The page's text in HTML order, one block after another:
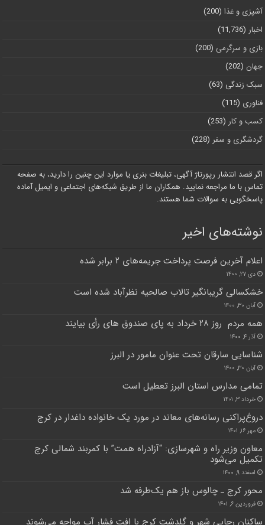
آشپزی و غذا (200)
اخبار (11,736)
بازی و سرگرمی (200)
جهان (202)
سبک زندگی (63)
فناوری (115)
کسب و کار (253)
گردشگری و سفر (228)
اگر قصد انتشار رپورتاژ آگهی، تبلیغات بنری یا موارد این چنین را دارید، به صفحه
تماس با ما مراجعه نمایید. همکاران ما از طریق شبکه‌های اجتماعی و ایمیل آماده
پاسخگویی به سوالات شما هستند.
نوشته‌های اخیر
اعلام آخرین فرصت پرداخت جریمه‌های ۲ برابر شده
دی ۲۷, ۱۴۰۰
خشکسالی گریبانگیر تالاب صالحیه نظرآباد شده است
آبان ۳۰, ۱۴۰۰
همه مردم روز ۲۸ خرداد به پای صندوق های رأی بیایند
آذر ۴, ۱۴۰۰
شناسایی سارقان تحت عنوان مامور در البرز
آبان ۳۰, ۱۴۰۰
تمامی مدارس استان البرز تعطیل است
خرداد ۳, ۱۴۰۱
دروغ‌پراکنی رسانه‌های معاند در مورد یک خانواده داغدار در کرج
مهر ۱۶, ۱۴۰۱
معاون وزیر راه و شهرسازی: “آزادراه همت” با کمربند شمالی کرج
تکمیل می‌شود
اسفند ۹, ۱۴۰۰
محور کرج ـ چالوس باز هم ‌یک‌طرفه شد
فروردین ۶, ۱۴۰۱
ساکنان رجایی شهر و گلدشت کرج با افت فشار آب مواجه می‌شوند